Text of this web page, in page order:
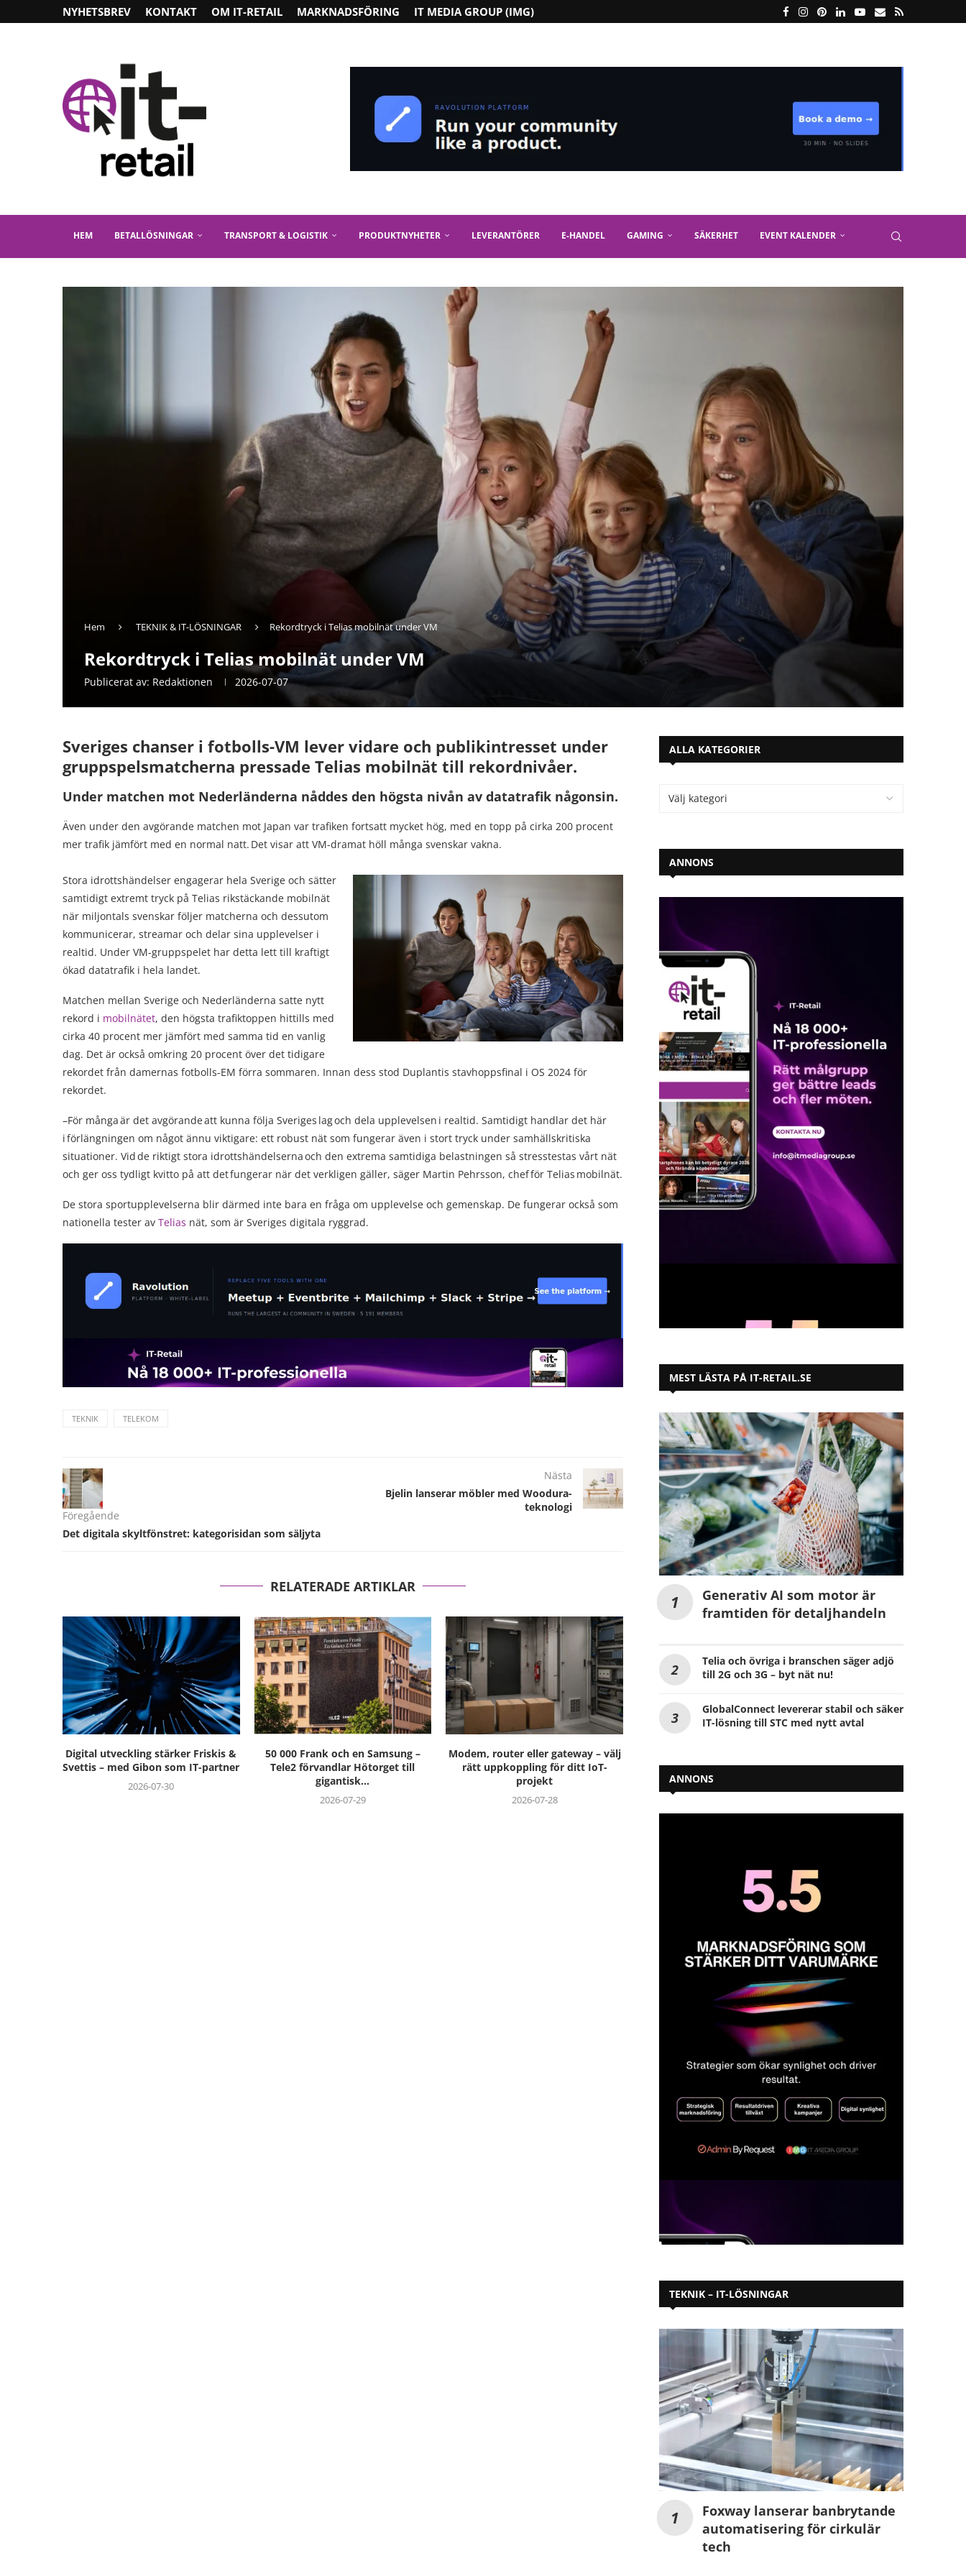
NYHETSBREV KONTAKT OM IT-RETAIL MARKNADSFÖRING IT MEDIA GROUP (IMG)
HEM BETALLÖSNINGAR TRANSPORT & LOGISTIK PRODUKTNYHETER LEVERANTÖRER E-HANDEL GAMING SÄKERHET EVENT KALENDER
Hem TEKNIK & IT-LÖSNINGAR Rekordtryck i Telias mobilnät under VM
Rekordtryck i Telias mobilnät under VM
Publicerat av: Redaktionen 2026-07-07
Sveriges chanser i fotbolls-VM lever vidare och publikintresset under
gruppspelsmatcherna pressade Telias mobilnät till rekordnivåer.
Under matchen mot Nederländerna nåddes den högsta nivån av datatrafik någonsin.
Även under den avgörande matchen mot Japan var trafiken fortsatt mycket hög, med en topp på cirka 200 procent
mer trafik jämfört med en normal natt. Det visar att VM-dramat höll många svenskar vakna.
Stora idrottshändelser engagerar hela Sverige och sätter
samtidigt extremt tryck på Telias rikstäckande mobilnät
när miljontals svenskar följer matcherna och dessutom
kommunicerar, streamar och delar sina upplevelser i
realtid. Under VM-gruppspelet har detta lett till kraftigt
ökad datatrafik i hela landet.
Matchen mellan Sverige och Nederländerna satte nytt
rekord i mobilnätet, den högsta trafiktoppen hittills med
cirka 40 procent mer jämfört med samma tid en vanlig
dag. Det är också omkring 20 procent över det tidigare
rekordet från damernas fotbolls-EM förra sommaren. Innan dess stod Duplantis stavhoppsfinal i OS 2024 för
rekordet.
–För många är det avgörande att kunna följa Sveriges lag och dela upplevelsen i realtid. Samtidigt handlar det här
i förlängningen om något ännu viktigare: ett robust nät som fungerar även i stort tryck under samhällskritiska
situationer. Vid de riktigt stora idrottshändelserna och den extrema samtidiga belastningen så stresstestas vårt nät
och ger oss tydligt kvitto på att det fungerar när det verkligen gäller, säger Martin Pehrsson, chef för Telias mobilnät.
De stora sportupplevelserna blir därmed inte bara en fråga om upplevelse och gemenskap. De fungerar också som
nationella tester av Telias nät, som är Sveriges digitala ryggrad.
TEKNIK TELEKOM
Föregående
Det digitala skyltfönstret: kategorisidan som säljyta
Nästa
Bjelin lanserar möbler med Woodura-
teknologi
RELATERADE ARTIKLAR
Digital utveckling stärker Friskis &
Svettis – med Gibon som IT-partner
2026-07-30
50 000 Frank och en Samsung –
Tele2 förvandlar Hötorget till
gigantisk...
2026-07-29
Modem, router eller gateway – välj
rätt uppkoppling för ditt IoT-
projekt
2026-07-28
ALLA KATEGORIER
ANNONS
MEST LÄSTA PÅ IT-RETAIL.SE
Generativ AI som motor är
framtiden för detaljhandeln
Telia och övriga i branschen säger adjö
till 2G och 3G – byt nät nu!
GlobalConnect levererar stabil och säker
IT-lösning till STC med nytt avtal
ANNONS
TEKNIK – IT-LÖSNINGAR
Foxway lanserar banbrytande
automatisering för cirkulär
tech